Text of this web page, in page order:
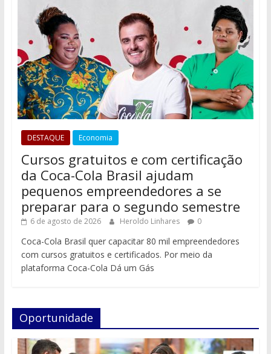
DESTAQUE Economia
Cursos gratuitos e com certificação
da Coca-Cola Brasil ajudam
pequenos empreendedores a se
preparar para o segundo semestre
6 de agosto de 2026 Heroldo Linhares 0
Coca-Cola Brasil quer capacitar 80 mil empreendedores
com cursos gratuitos e certificados. Por meio da
plataforma Coca-Cola Dá um Gás
Oportunidade